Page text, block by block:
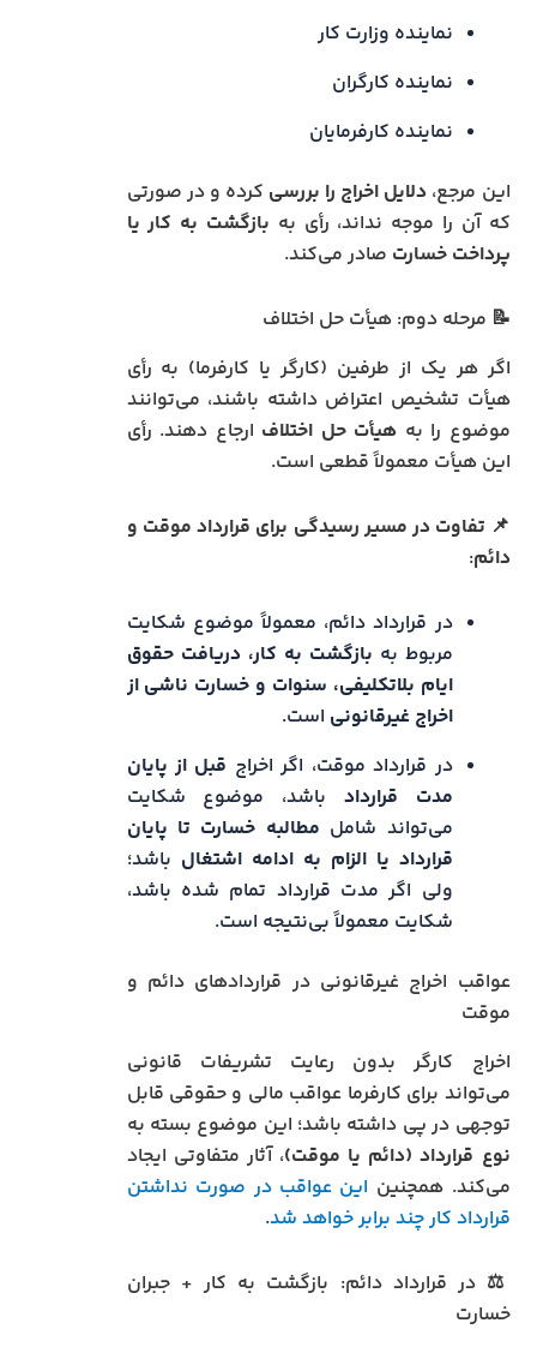
نماینده وزارت کار
نماینده کارگران
نماینده کارفرمایان
این مرجع، دلایل اخراج را بررسی کرده و در صورتی
که آن را موجه نداند، رأی به بازگشت به کار یا
پرداخت خسارت صادر می‌کند.
📝 مرحله دوم: هیأت حل اختلاف
اگر هر یک از طرفین (کارگر یا کارفرما) به رأی
هیأت تشخیص اعتراض داشته باشند، می‌توانند
موضوع را به هیأت حل اختلاف ارجاع دهند. رأی
این هیأت معمولاً قطعی است.
📌 تفاوت در مسیر رسیدگی برای قرارداد موقت و
دائم:
در قرارداد دائم، معمولاً موضوع شکایت
مربوط به بازگشت به کار، دریافت حقوق
ایام بلاتکلیفی، سنوات و خسارت ناشی از
اخراج غیرقانونی است.
در قرارداد موقت، اگر اخراج قبل از پایان
مدت قرارداد باشد، موضوع شکایت
می‌تواند شامل مطالبه خسارت تا پایان
قرارداد یا الزام به ادامه اشتغال باشد؛
ولی اگر مدت قرارداد تمام شده باشد،
شکایت معمولاً بی‌نتیجه است.
عواقب اخراج غیرقانونی در قراردادهای دائم و
موقت
اخراج کارگر بدون رعایت تشریفات قانونی
می‌تواند برای کارفرما عواقب مالی و حقوقی قابل
توجهی در پی داشته باشد؛ این موضوع بسته به
نوع قرارداد (دائم یا موقت)، آثار متفاوتی ایجاد
می‌کند. همچنین این عواقب در صورت نداشتن
قرارداد کار چند برابر خواهد شد.
⚖️ در قرارداد دائم: بازگشت به کار + جبران
خسارت